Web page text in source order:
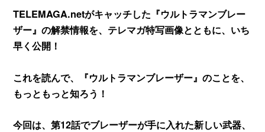
TELEMAGA.netがキャッチした『ウルトラマンブレー
ザー』の解禁情報を、テレマガ特写画像とともに、いち
早く公開！
これを読んで、『ウルトラマンブレーザー』のことを、
もっともっと知ろう！
今回は、第12話でブレーザーが手に入れた新しい武器、